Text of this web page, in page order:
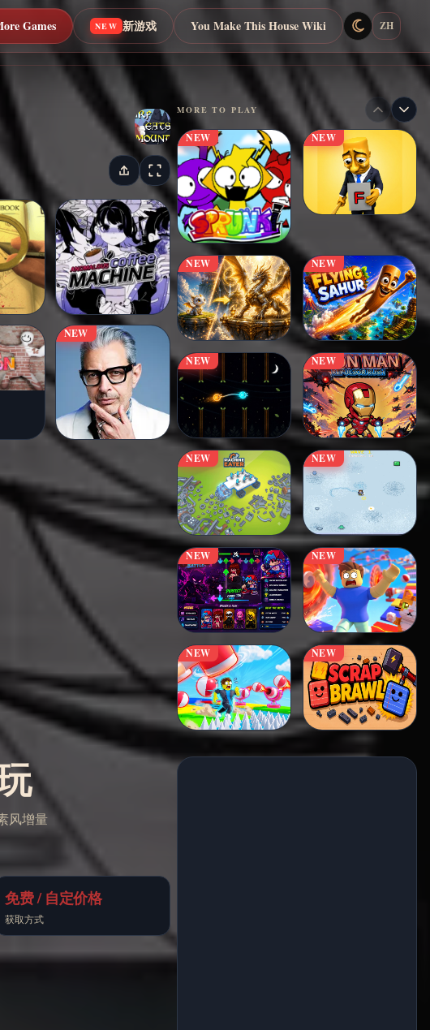
Games NEW 新游戏 You Make This House Wiki ZH
NEW
MORE TO PLAY
NEW NEW
NEW NEW
NEW NEW
NEW NEW
NEW NEW
NEW NEW
风增量
免费 / 自定价格
获取方式